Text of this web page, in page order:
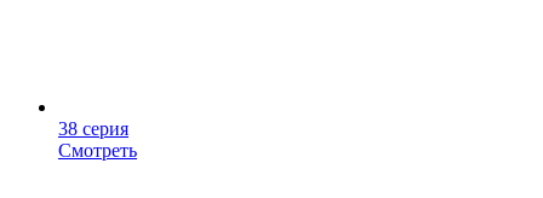
38 серия
Смотреть